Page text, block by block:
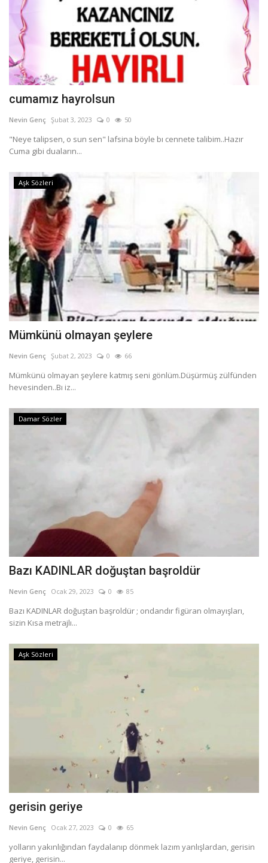
cumamız hayrolsun
Nevin Genç Şubat 3, 2023 0 50
"Neye talipsen, o sun sen" lafsina böyle bı cennete talibim..Hazır
Cuma gibi duaların...
Aşk Sözleri
Mümkünü olmayan şeylere
Nevin Genç Şubat 2, 2023 0 66
Mümkünü olmayan şeylere katmış seni gönlüm.Düşürmüş zülfünden
hevesinden..Bı iz...
Damar Sözler
Bazı KADINLAR doğuştan başroldür
Nevin Genç Ocak 29, 2023 0 85
Bazı KADINLAR doğuştan başroldür ; ondandır figüran olmayışları,
sizin Kısa metrajlı...
Aşk Sözleri
gerisin geriye
Nevin Genç Ocak 27, 2023 0 65
yolların yakınlığından faydalanıp dönmek lazım yanlışlardan, gerisin
geriye, gerisin...